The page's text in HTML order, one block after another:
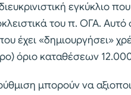
εγκύκλιο
του π. ΟΓΑ. Αυτό
έχει «δημιουργήσει»
όριο καταθέσεων
μπορούν να